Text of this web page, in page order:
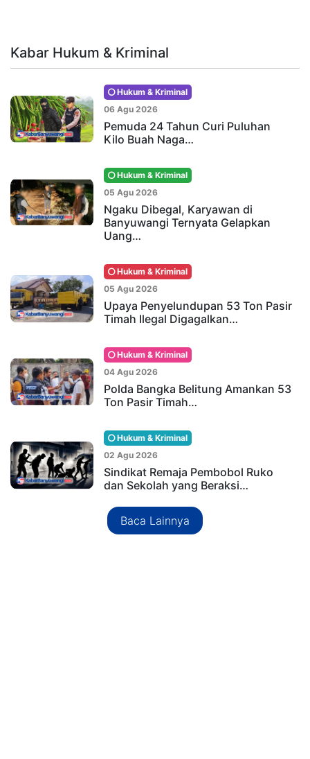
Kabar Hukum & Kriminal
Hukum & Kriminal
06 Agu 2026
Pemuda 24 Tahun Curi Puluhan
Kilo Buah Naga…
Hukum & Kriminal
05 Agu 2026
Ngaku Dibegal, Karyawan di
Banyuwangi Ternyata Gelapkan
Uang…
Hukum & Kriminal
05 Agu 2026
Upaya Penyelundupan 53 Ton Pasir
Timah Ilegal Digagalkan…
Hukum & Kriminal
04 Agu 2026
Polda Bangka Belitung Amankan 53
Ton Pasir Timah…
Hukum & Kriminal
02 Agu 2026
Sindikat Remaja Pembobol Ruko
dan Sekolah yang Beraksi…
Baca Lainnya